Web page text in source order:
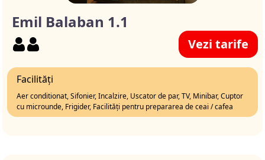
Emil Balaban 1.1
Vezi tarife
Facilități
Aer conditionat, Sifonier, Incalzire, Uscator de par, TV, Minibar, Cuptor
cu microunde, Frigider, Facilități pentru prepararea de ceai / cafea